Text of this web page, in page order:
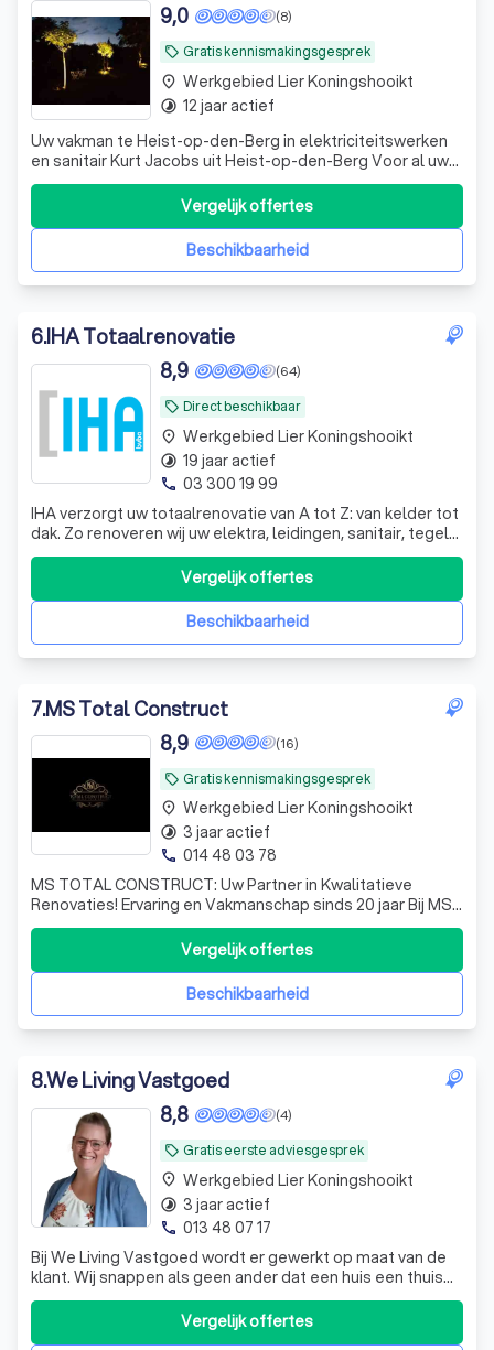
local_offer Gratis kennismakingsgesprek
(8)
9,0
Uw vakman te Heist-op-den-Berg in elektriciteitswerken
en sanitair Kurt Jacobs uit Heist-op-den-Berg Voor al uw
nieuwbouw- of renovatieprojecten zowel particulier als
voor bedrijven kan u bij Elektriciteitswerken Kurt Jacobs te
Heist-op-den-Berg terecht. Wij maken een voor u
persoonlijk uitgewerkteBeschikbaarheid
Vergelijk offertes
place Werkgebied Lier Koningshooikt
timelapse 12 jaar actief
6.IHA Totaalrenovatie
local_offer Direct beschikbaar
(64)
8,9
IHA verzorgt uw totaalrenovatie van A tot Z: van kelder tot
dak. Zo renoveren wij uw elektra, leidingen, sanitair, tegels,
dakwerken, vloeren, vloerverwarming, … IHA heeft ruim 15
jaar werkervaring. Wij werken steeds met de beste
materialen. Ook worden al onze werven steeds
opgevolgd door de 2 zaakvBeschikbaarheid
Vergelijk offertes
place Werkgebied Lier Koningshooikt
timelapse 19 jaar actief
phone 03 300 19 99
7.MS Total Construct
local_offer Gratis kennismakingsgesprek
(16)
8,9
MS TOTAL CONSTRUCT: Uw Partner in Kwalitatieve
Renovaties! Ervaring en Vakmanschap sinds 20 jaar Bij MS
TOTAL CONSTRUCT staan we al meer dan 20 jaar garant
voor hoogwaardig vakmanschap en betrouwbare service.
Wij begrijpen dat uw huis uw trots is, en daarom
behandelen we elke renovatie met de groo
Beschikbaarheid
Vergelijk offertes
place Werkgebied Lier Koningshooikt
timelapse 3 jaar actief
phone 014 48 03 78
8.We Living Vastgoed
local_offer Gratis eerste adviesgesprek
(4)
8,8
Bij We Living Vastgoed wordt er gewerkt op maat van de
klant. Wij snappen als geen ander dat een huis een thuis
moet kunnen worden. Graag zorgen wij voor een goed
contact tussen alle betrokken partijen en staan wij onze
klanten bij waar nodig. Wij ontzorgen door alle
Vergelijk offertes
place Werkgebied Lier Koningshooikt
timelapse 3 jaar actief
phone 013 48 07 17